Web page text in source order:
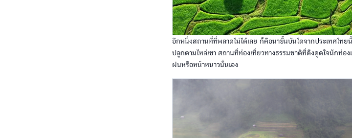
อีกหนึ่งสถานที่ที่พลาดไม่ได้เลย ก็คือนาขั้นบันไดจากประเทศไทย
ปลูกตามไหล่เขา สถานที่ท่องเที่ยวทางธรรมชาติที่ดึงดูดใจนักท่อง
ฝนหรือหน้าหนาวนั่นเอง